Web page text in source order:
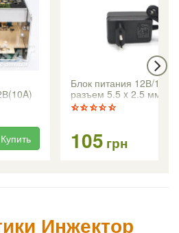
Купить
Блок питания 12В/1,5А,
разъем 5.5 x 2.5 мм
105 грн
Инжектор